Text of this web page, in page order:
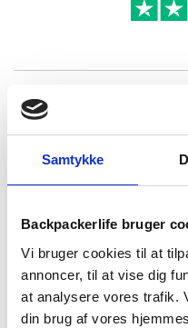
Samtykke
Backpackerlife bruger
Vi bruger cookies til at
annoncer, til at vise dig
at analysere vores trafik.
din brug af vores
BESKRIVELSE
Puk +10 Blanket er en
danske mærke Nordisk.
meste af året.
Puk +10 Blanket
bevægelsesfrihed og kan
lyne lynlåsen hele vejen